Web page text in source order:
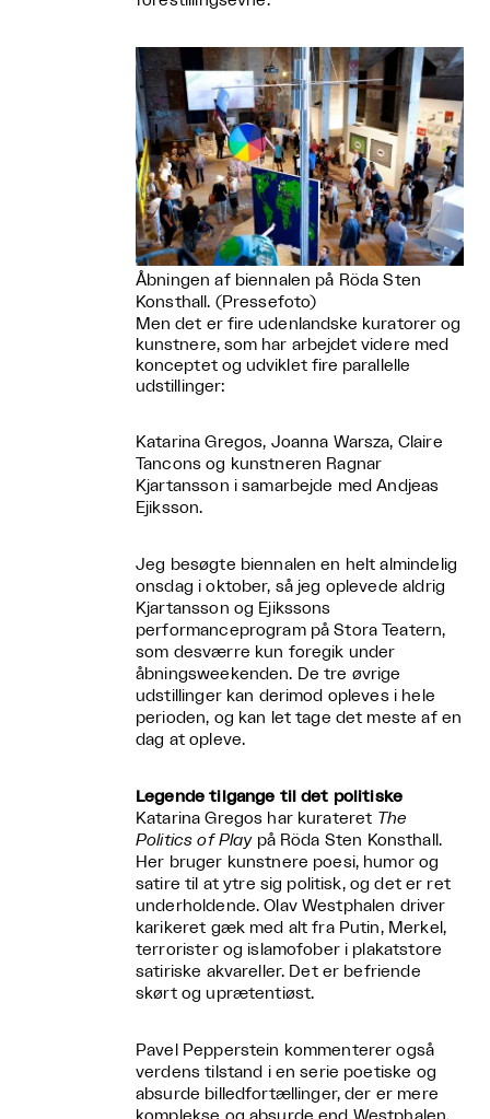
Åbningen af biennalen på Röda Sten
Konsthall. (Pressefoto)
Men det er fire udenlandske kuratorer og
kunstnere, som har arbejdet videre med
konceptet og udviklet fire parallelle
udstillinger:
Katarina Gregos, Joanna Warsza, Claire
Tancons og kunstneren Ragnar
Kjartansson i samarbejde med Andjeas
Ejiksson.
Jeg besøgte biennalen en helt almindelig
onsdag i oktober, så jeg oplevede aldrig
Kjartansson og Ejikssons
performanceprogram på Stora Teatern,
som desværre kun foregik under
åbningsweekenden. De tre øvrige
udstillinger kan derimod opleves i hele
perioden, og kan let tage det meste af en
dag at opleve.
Legende tilgange til det politiske
Katarina Gregos har kurateret The
Politics of Playpå Röda Sten Konsthall.
Her bruger kunstnere poesi, humor og
satire til at ytre sig politisk, og det er ret
underholdende. Olav Westphalen driver
karikeret gæk med alt fra Putin, Merkel,
terrorister og islamofober i plakatstore
satiriske akvareller. Det er befriende
skørt og uprætentiøst.
Pavel Pepperstein kommenterer også
verdens tilstand i en serie poetiske og
absurde billedfortællinger, der er mere